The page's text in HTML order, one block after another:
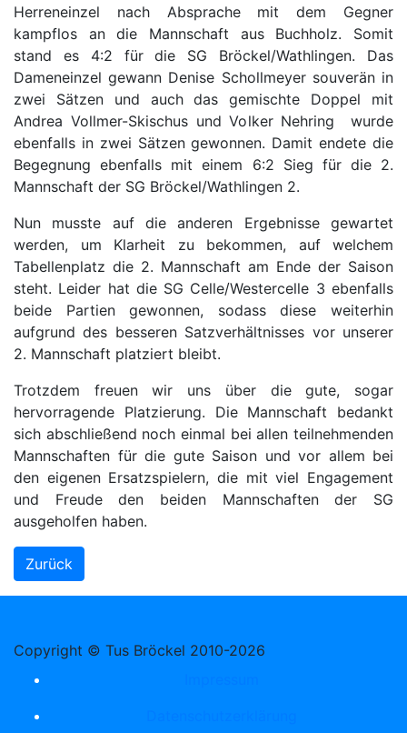
Herreneinzel nach Absprache mit dem Gegner
kampflos an die Mannschaft aus Buchholz. Somit
stand es 4:2 für die SG Bröckel/Wathlingen. Das
Dameneinzel gewann Denise Schollmeyer souverän in
zwei Sätzen und auch das gemischte Doppel mit
Andrea Vollmer-Skischus und Volker Nehring wurde
ebenfalls in zwei Sätzen gewonnen. Damit endete die
Begegnung ebenfalls mit einem 6:2 Sieg für die 2.
Mannschaft der SG Bröckel/Wathlingen 2.
Nun musste auf die anderen Ergebnisse gewartet
werden, um Klarheit zu bekommen, auf welchem
Tabellenplatz die 2. Mannschaft am Ende der Saison
steht. Leider hat die SG Celle/Westercelle 3 ebenfalls
beide Partien gewonnen, sodass diese weiterhin
aufgrund des besseren Satzverhältnisses vor unserer
2. Mannschaft platziert bleibt.
Trotzdem freuen wir uns über die gute, sogar
hervorragende Platzierung. Die Mannschaft bedankt
sich abschließend noch einmal bei allen teilnehmenden
Mannschaften für die gute Saison und vor allem bei
den eigenen Ersatzspielern, die mit viel Engagement
und Freude den beiden Mannschaften der SG
ausgeholfen haben.
Zurück
Copyright © Tus Bröckel 2010-2026